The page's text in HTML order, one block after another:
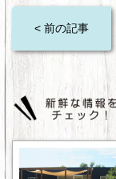
< 前の記事